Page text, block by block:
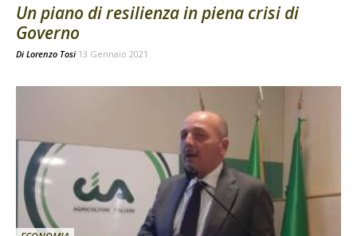
Un piano di resilienza in piena crisi di
Governo
Di Lorenzo Tosi 13 Gennaio 2021